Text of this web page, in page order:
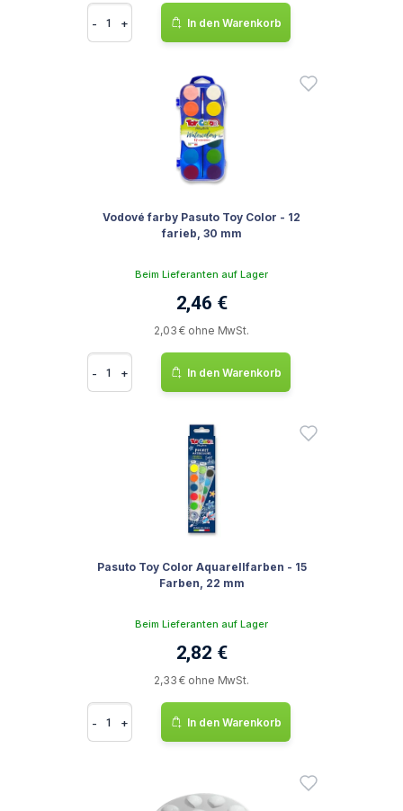
- + In den Warenkorb
Vodové farby Pasuto Toy Color - 12
farieb, 30 mm
Beim Lieferanten auf Lager
2,46 €
2,03 € ohne MwSt.
- + In den Warenkorb
Pasuto Toy Color Aquarellfarben - 15
Farben, 22 mm
Beim Lieferanten auf Lager
2,82 €
2,33 € ohne MwSt.
- + In den Warenkorb